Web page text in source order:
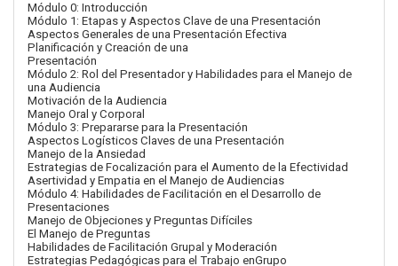
Módulo 0: Introducción
Módulo 1: Etapas y Aspectos Clave de una Presentación
Aspectos Generales de una Presentación Efectiva
Planificación y Creación de una
Presentación
Módulo 2: Rol del Presentador y Habilidades para el Manejo de
una Audiencia
Motivación de la Audiencia
Manejo Oral y Corporal
Módulo 3: Prepararse para la Presentación
Aspectos Logísticos Claves de una Presentación
Manejo de la Ansiedad
Estrategias de Focalización para el Aumento de la Efectividad
Asertividad y Empatia en el Manejo de Audiencias
Módulo 4: Habilidades de Facilitación en el Desarrollo de
Presentaciones
Manejo de Objeciones y Preguntas Difíciles
El Manejo de Preguntas
Habilidades de Facilitación Grupal y Moderación
Estrategias Pedagógicas para el Trabajo enGrupo